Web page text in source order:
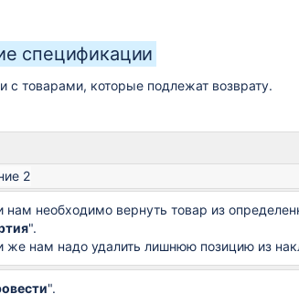
спецификации
с товарами, которые подлежат возврату.
2
нам необходимо вернуть товар из
".
же нам надо удалить лишнюю позицию из
".